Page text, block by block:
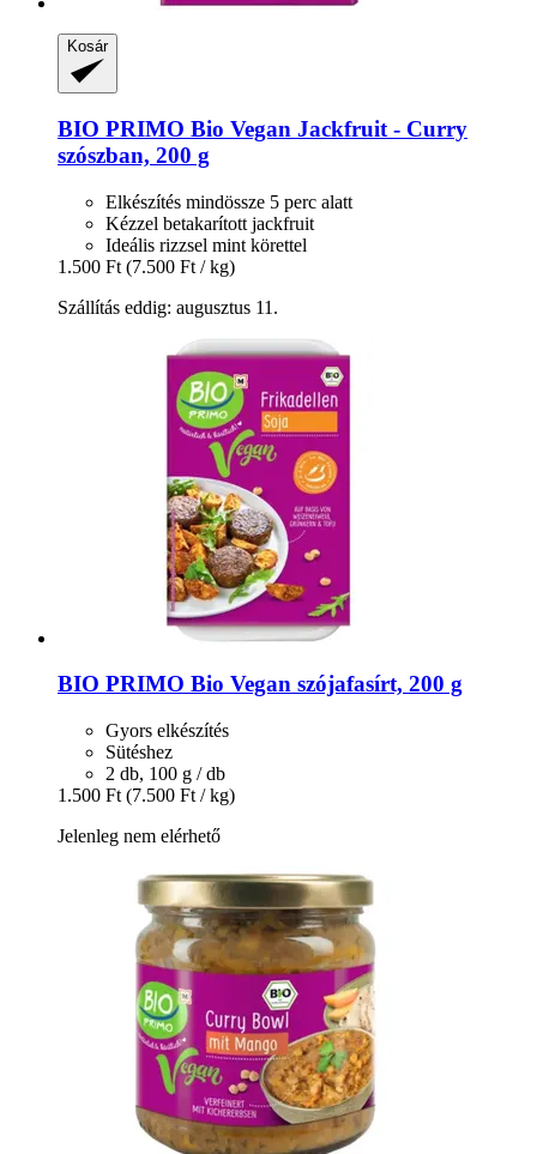
Kosár
BIO PRIMO Bio Vegan Jackfruit -​ Curry
szószban, 200 g
Elkészítés mindössze 5 perc alatt
Kézzel betakarított jackfruit
Ideális rizzsel mint körettel
1.500 Ft (7.500 Ft / kg)
Szállítás eddig: augusztus 11.
BIO PRIMO Bio Vegan szójafasírt, 200 g
Gyors elkészítés
Sütéshez
2 db, 100 g / db
1.500 Ft (7.500 Ft / kg)
Jelenleg nem elérhető